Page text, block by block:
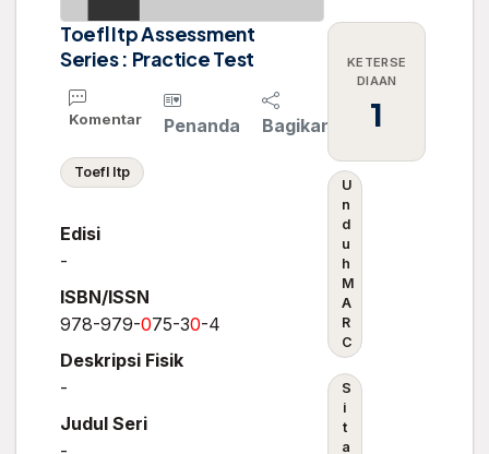
Toefl Itp Assessment
Series : Practice Test
Komentar Penanda Bagikan
Toefl Itp
Edisi
-
ISBN/ISSN
978-979-075-30-4
Deskripsi Fisik
-
Judul Seri
KETERSE
DIAAN
1
U
n
d
u
h
M
A
R
C
S
i
t
a